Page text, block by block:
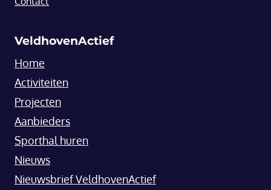
VeldhovenActief
Home
Activiteiten
Projecten
Aanbieders
Sporthal huren
Nieuws
Nieuwsbrief VeldhovenActief